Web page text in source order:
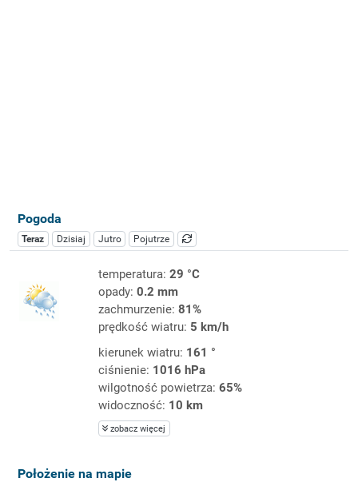
Pogoda
Teraz Dzisiaj Jutro Pojutrze
temperatura: 29 °C
opady: 0.2 mm
zachmurzenie: 81%
prędkość wiatru: 5 km/h
kierunek wiatru: 161 °
ciśnienie: 1016 hPa
wilgotność powietrza: 65%
widoczność: 10 km
zobacz więcej
Położenie na mapie